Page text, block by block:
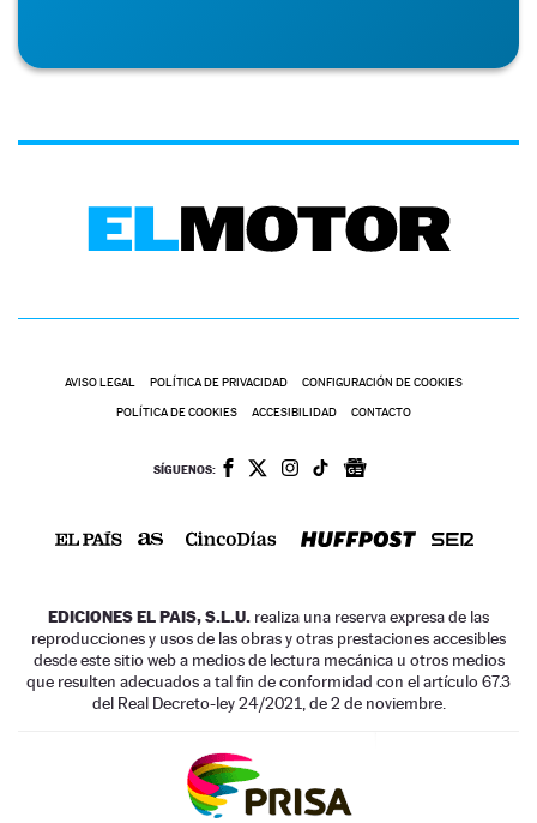
AVISO LEGAL POLÍTICA DE PRIVACIDAD CONFIGURACIÓN DE COOKIES
POLÍTICA DE COOKIES ACCESIBILIDAD CONTACTO
SÍGUENOS:
EDICIONES EL PAIS, S.L.U. realiza una reserva expresa de las
reproducciones y usos de las obras y otras prestaciones accesibles
desde este sitio web a medios de lectura mecánica u otros medios
que resulten adecuados a tal fin de conformidad con el artículo 67.3
del Real Decreto-ley 24/2021, de 2 de noviembre.